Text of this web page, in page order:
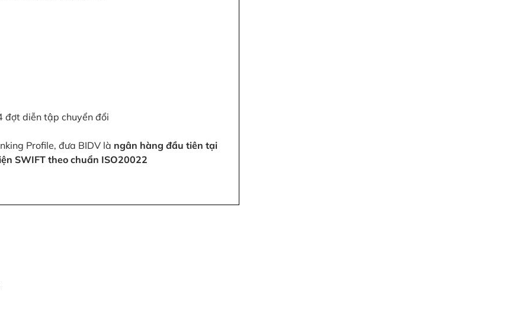
đợt diễn tập chuyển đổi
Profile, đưa BIDV là ngân hàng đầu tiên tại
SWIFT theo chuẩn ISO20022